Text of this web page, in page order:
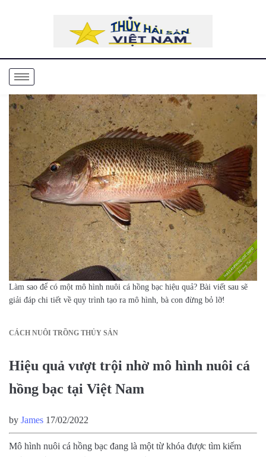
Làm sao để có một mô hình nuôi cá hồng bạc hiệu quả? Bài viết sau sẽ
giải đáp chi tiết về quy trình tạo ra mô hình, bà con đừng bỏ lỡ!
CÁCH NUÔI TRỒNG THỦY SẢN
Hiệu quả vượt trội nhờ mô hình nuôi cá
hồng bạc tại Việt Nam
by James 17/02/2022
Mô hình nuôi cá hồng bạc đang là một từ khóa được tìm kiếm